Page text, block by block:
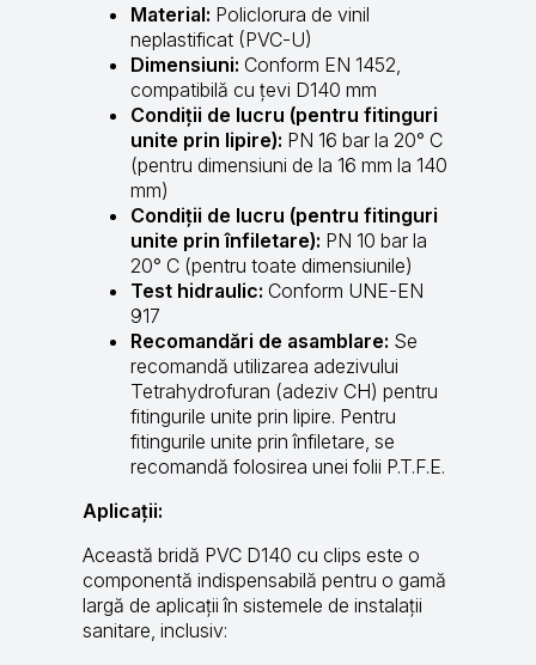
Material: Policlorura de vinil
neplastificat (PVC-U)
Dimensiuni: Conform EN 1452,
compatibilă cu țevi D140 mm
Condiții de lucru (pentru fitinguri
unite prin lipire): PN 16 bar la 20° C
(pentru dimensiuni de la 16 mm la 140
mm)
Condiții de lucru (pentru fitinguri
unite prin înfiletare): PN 10 bar la
20° C (pentru toate dimensiunile)
Test hidraulic: Conform UNE-EN
917
Recomandări de asamblare: Se
recomandă utilizarea adezivului
Tetrahydrofuran (adeziv CH) pentru
fitingurile unite prin lipire. Pentru
fitingurile unite prin înfiletare, se
recomandă folosirea unei folii P.T.F.E.
Aplicații:
Această bridă PVC D140 cu clips este o
componentă indispensabilă pentru o gamă
largă de aplicații în sistemele de instalații
sanitare, inclusiv: